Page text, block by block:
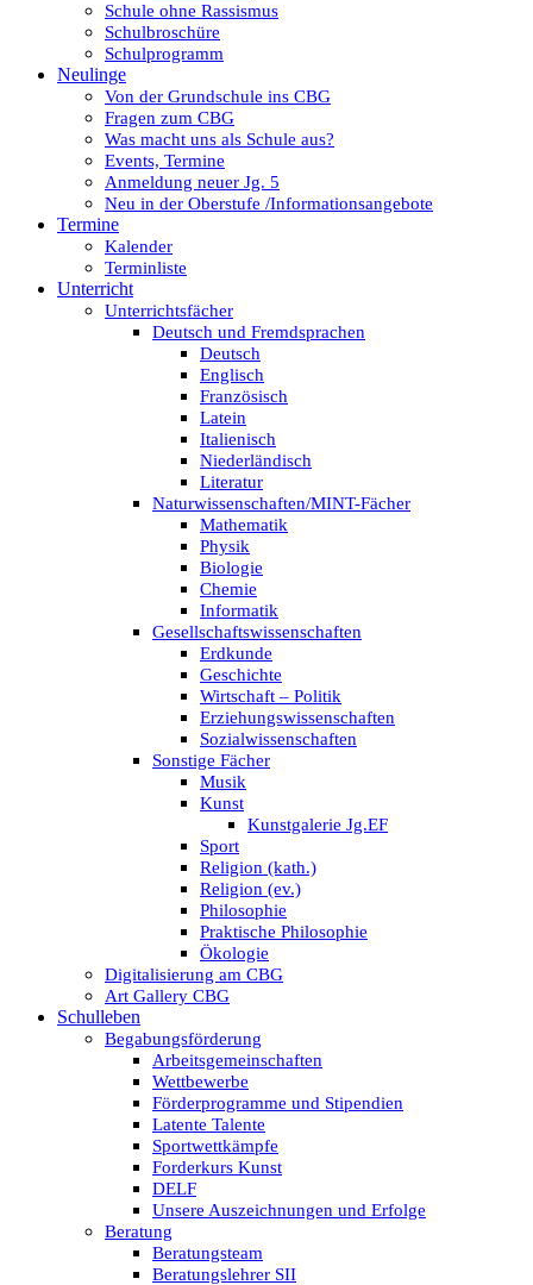
Schule ohne Rassismus
Schulbroschüre
Schulprogramm
Neulinge
Von der Grundschule ins CBG
Fragen zum CBG
Was macht uns als Schule aus?
Events, Termine
Anmeldung neuer Jg. 5
Neu in der Oberstufe /Informationsangebote
Termine
Kalender
Terminliste
Unterricht
Unterrichtsfächer
Deutsch und Fremdsprachen
Deutsch
Englisch
Französisch
Latein
Italienisch
Niederländisch
Literatur
Naturwissenschaften/MINT-Fächer
Mathematik
Physik
Biologie
Chemie
Informatik
Gesellschaftswissenschaften
Erdkunde
Geschichte
Wirtschaft – Politik
Erziehungswissenschaften
Sozialwissenschaften
Sonstige Fächer
Musik
Kunst
Kunstgalerie Jg.EF
Sport
Religion (kath.)
Religion (ev.)
Philosophie
Praktische Philosophie
Ökologie
Digitalisierung am CBG
Art Gallery CBG
Schulleben
Begabungsförderung
Arbeitsgemeinschaften
Wettbewerbe
Förderprogramme und Stipendien
Latente Talente
Sportwettkämpfe
Forderkurs Kunst
DELF
Unsere Auszeichnungen und Erfolge
Beratung
Beratungsteam
Beratungslehrer SII